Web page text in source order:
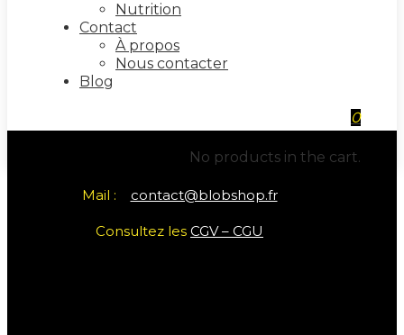
Nutrition
Contact
À propos
Nous contacter
Blog
0
No products in the cart.
Mail : contact@blobshop.fr
Consultez les CGV – CGU